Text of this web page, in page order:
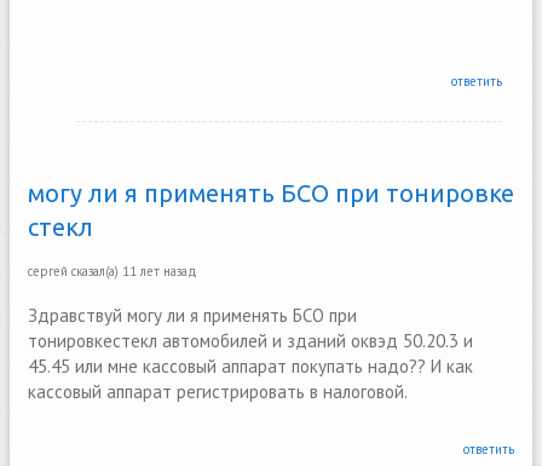
ответить
могу ли я применять БСО при тонировке
стекл
сергей сказал(а) 11 лет назад
Здравствуй могу ли я применять БСО при
тонировкестекл автомобилей и зданий оквэд 50.20.3 и
45.45 или мне кассовый аппарат покупать надо?? И как
кассовый аппарат регистрировать в налоговой.
ответить